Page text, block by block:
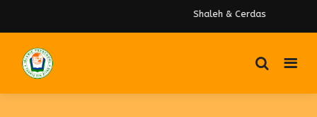
Shaleh & Cerdas